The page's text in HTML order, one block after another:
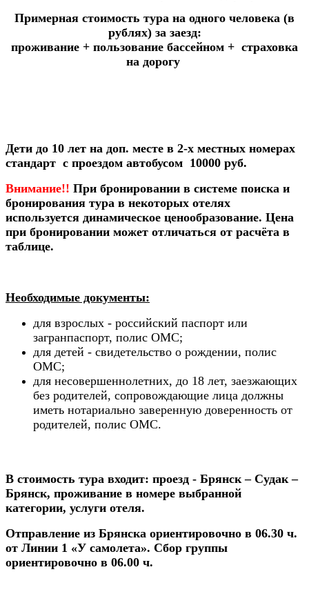
Примерная стоимость тура на одного человека (в
рублях) за заезд:
проживание + пользование бассейном + страховка
на дорогу
Дети до 10 лет на доп. месте в 2-х местных номерах
стандарт с проездом автобусом 10000 руб.
Внимание!! При бронировании в системе поиска и
бронирования тура в некоторых отелях
используется динамическое ценообразование. Цена
при бронировании может отличаться от расчёта в
таблице.
Необходимые документы:
для взрослых - российский паспорт или
загранпаспорт, полис ОМС;
для детей - свидетельство о рождении, полис
ОМС;
для несовершеннолетних, до 18 лет, заезжающих
без родителей, сопровождающие лица должны
иметь нотариально заверенную доверенность от
родителей, полис ОМС.
В стоимость тура входит: проезд - Брянск – Судак –
Брянск, проживание в номере выбранной
категории, услуги отеля.
Отправление из Брянска ориентировочно в 06.30 ч.
от Линии 1 «У самолета». Сбор группы
ориентировочно в 06.00 ч.